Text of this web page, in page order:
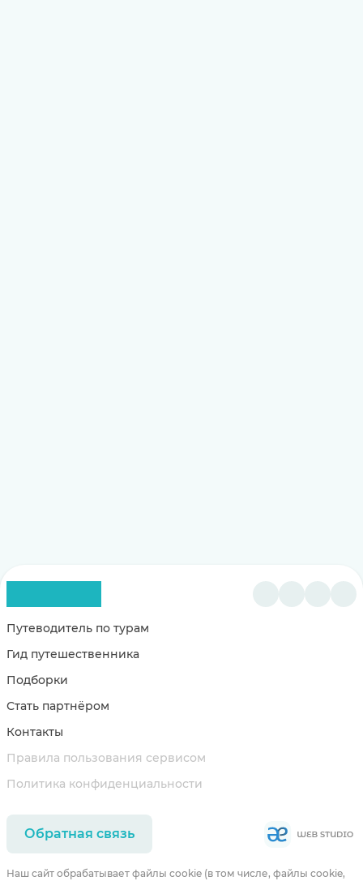
Путеводитель по турам
Гид путешественника
Подборки
Стать партнёром
Контакты
Правила пользования сервисом
Политика конфиденциальности
Обратная связь
Наш сайт обрабатывает файлы cookie (в том числе, файлы cookie,